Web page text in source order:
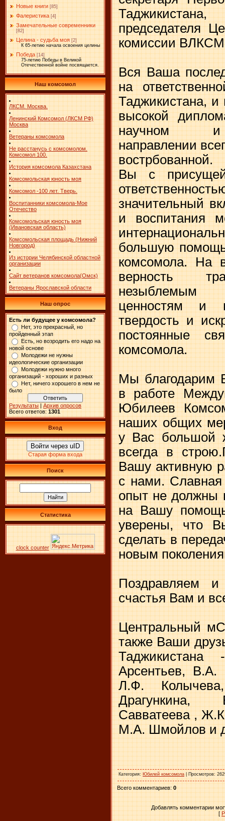
Новые книги [85]
Фалеристика [4]
Замечательные современники
[82]
Целина - судьба моя [2]
К 65-летию начала освоения целины
Победа [14]
75-летию Победы в Великой
Отечественной войне посвящается.
Наш комсомол
ЛКСМ. Москва.
Ленинский Комсомол (ЛКСМ РФ)
Москва
Ветераны комсомола
Не расстанусь с комсомолом.
Комсомол 100.
История комсомола Казахстана
Комсомольская юность моя
Комсомол -100 лет. Тверь.
Воспитанники комсомола-Мое
Отечество
Комсомольская юность моя
(Ивановская область)
Комсомольская площадь (Нижний
Новгород)
Из истории Челябинской областной
организации
Сайт ветеранов комсомола(Омск)
Ветераны Ярославской области
Наш опрос
Есть ли будущее у комсомола?
Нет, это прекрасный, но
пройденный этап
Есть, но возродить его надо на
новой основе
Молодежи не нужны
идеологические организации
Молодежи нужно много
организаций - хороших и разных
Нет, ничего хорошего в нем не
было
Результаты | Архив опросов
Всего ответов: 1301
Вход
Войти через uID
Старая форма входа
Поиск
Статистика
clock counter
председателя
комиссии
Вся Ваша
на
Таджикистана, и
высокой
научном и
направлении
вострбованной.
Вы с
значительный
и воспитания
большую
комсомола. На
верность
незыблемым
ценностям и
твердость и
постоянные
комсомола.
Мы благодарим
в работе
Юбилеев
наших общих
у Вас большой
всегда в
Вашу активную
с нами. Славная
опыт не должны
на Вашу
уверены, что
сделать в
новым
Поздравляем
счастья Вам и
Центральный
также Ваши
Арсентьев,
Л.Ф.
Савватеева ,
М.А. Шмойлов и
Категория: Юбилей комсомола Просмотров:
Всего комментариев: 0
Добавлять комментарии
[